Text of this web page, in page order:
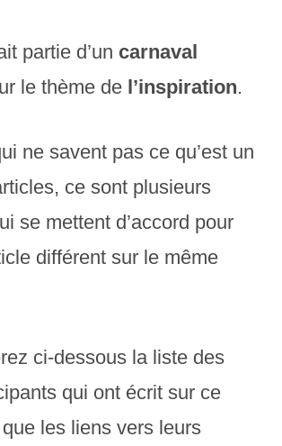
partie d’un carnaval
le thème de l’inspiration.
ne savent pas ce qu’est un
ce sont plusieurs
se mettent d’accord pour
différent sur le même
ci-dessous la liste des
qui ont écrit sur ce
les liens vers leurs